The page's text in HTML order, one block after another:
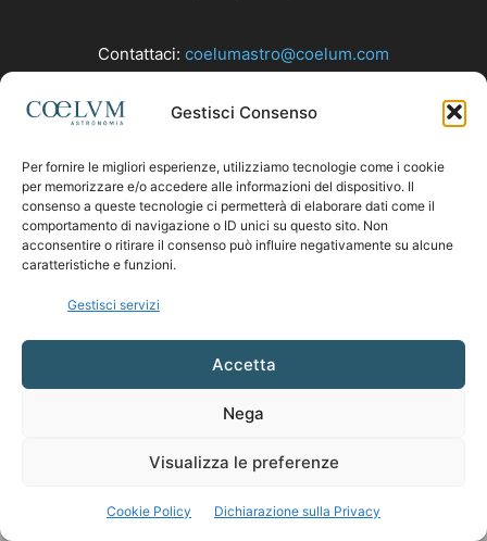
Gestisci Consenso
Per fornire le migliori esperienze, utilizziamo tecnologie come i cookie
per memorizzare e/o accedere alle informazioni del dispositivo. Il
consenso a queste tecnologie ci permetterà di elaborare dati come il
comportamento di navigazione o ID unici su questo sito. Non
acconsentire o ritirare il consenso può influire negativamente su alcune
caratteristiche e funzioni.
Gestisci servizi
Accetta
Nega
Visualizza le preferenze
Cookie Policy Dichiarazione sulla Privacy
Contattaci: coelumastro@coelum.com
SEGUICI